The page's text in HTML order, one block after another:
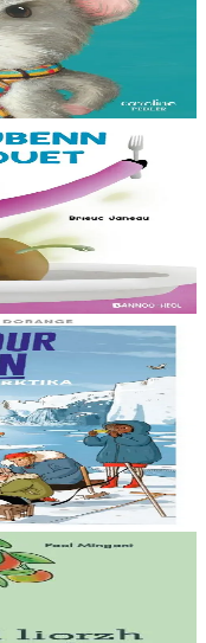
o chom. Brudet eo
logodenn ar vro. Un
a-feson d'e vignoned.
en Arktika
an hin : studiañ a ra
vag skiantel, ar